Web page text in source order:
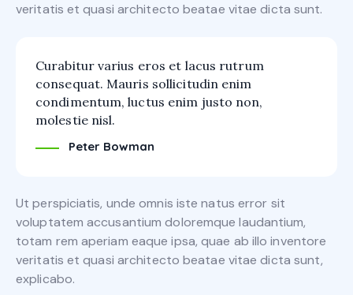
veritatis et quasi architecto beatae vitae dicta sunt.
Curabitur varius eros et lacus rutrum
consequat. Mauris sollicitudin enim
condimentum, luctus enim justo non,
molestie nisl.
Peter Bowman
Ut perspiciatis, unde omnis iste natus error sit
voluptatem accusantium doloremque laudantium,
totam rem aperiam eaque ipsa, quae ab illo inventore
veritatis et quasi architecto beatae vitae dicta sunt,
explicabo.